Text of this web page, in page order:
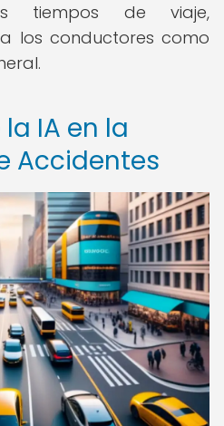
tiempos de viaje,
los conductores como
IA en la
Accidentes